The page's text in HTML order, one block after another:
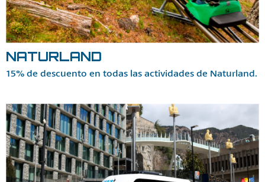
NATURLAND
15% de descuento en todas las actividades de Naturland.